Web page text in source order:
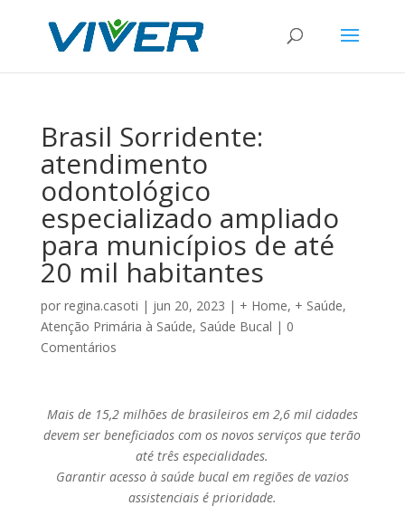
Brasil Sorridente:
atendimento
odontológico
especializado ampliado
para municípios de até
20 mil habitantes
por regina.casoti | jun 20, 2023 | + Home, + Saúde,
Atenção Primária à Saúde, Saúde Bucal | 0
Comentários
Mais de 15,2 milhões de brasileiros em 2,6 mil cidades
devem ser beneficiados com os novos serviços que terão
até três especialidades.
Garantir acesso à saúde bucal em regiões de vazios
assistenciais é prioridade.